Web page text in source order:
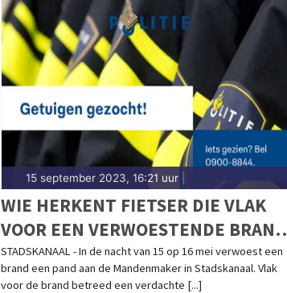
15 september 2023, 16:21 uur|
WIE HERKENT FIETSER DIE VLAK
VOOR EEN VERWOESTENDE BRAND
IN STADSKANAAL NOG IN HET PAND
IS?
STADSKANAAL - In de nacht van 15 op 16 mei verwoest een
brand een pand aan de Mandenmaker in Stadskanaal. Vlak
voor de brand betreed een verdachte [...]